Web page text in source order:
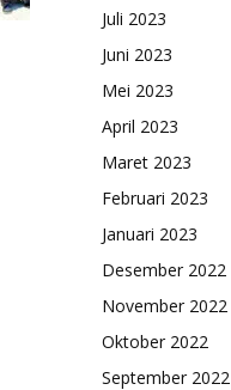
Juli 2023
Juni 2023
Mei 2023
April 2023
Maret 2023
Februari 2023
Januari 2023
Desember 2022
November 2022
Oktober 2022
September 2022